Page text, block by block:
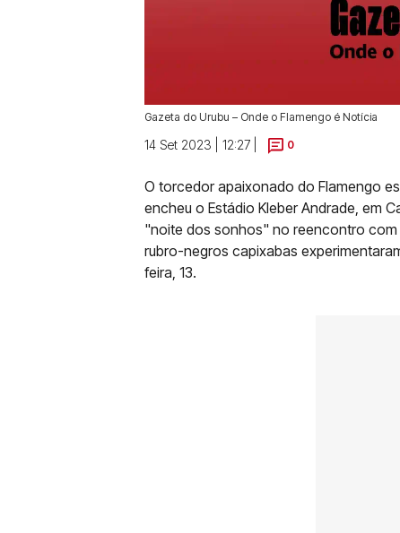
Gazeta do Urubu – Onde o Flamengo é Notícia
14 Set 2023 | 12:27 | 0
O torcedor apaixonado do Flamengo
encheu o Estádio Kleber Andrade, em
"noite dos sonhos" no reencontro
rubro-negros capixabas
feira, 13.